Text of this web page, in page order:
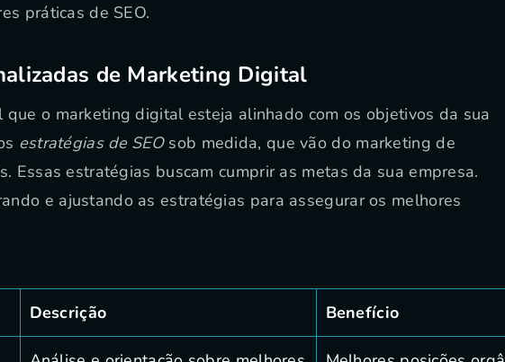
práticas de SEO.
de Marketing Digital
que o marketing digital esteja alinhado com os objetivos da sua
estratégias de SEOsob medida, que vão do marketing de
Essas estratégias buscam cumprir as metas da sua empresa.
e ajustando as estratégias para assegurar os melhores
Descrição Benefício